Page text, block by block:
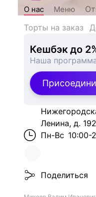
О нас Меню
Торты на заказ
Кешбэк до
Наша
Ленина, д. 192
Пн-Вс 10:00-
Поделиться